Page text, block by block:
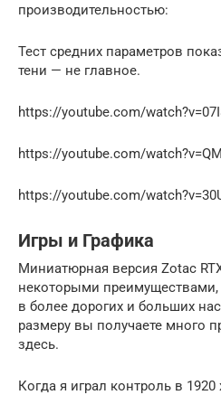
производительностью:
Тест средних параметров
тени — не главное.
https://youtube.com/
https://youtube.com/
https://youtube.com/
Игры и Графика
Миниатюрная версия Zotac
некоторыми преимуществами,
в более дорогих и больших
размеру вы получаете много
здесь.
Когда я играл контроль в